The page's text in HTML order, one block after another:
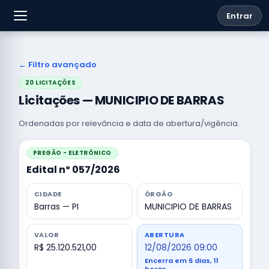
Entrar
← Filtro avançado
20 LICITAÇÕES
Licitações — MUNICIPIO DE BARRAS
Ordenadas por relevância e data de abertura/vigência.
PREGÃO - ELETRÔNICO
Edital nº 057/2026
CIDADE
Barras — PI
ÓRGÃO
MUNICIPIO DE BARRAS
VALOR
R$ 25.120.521,00
ABERTURA
12/08/2026 09:00
Encerra em 6 dias, 11